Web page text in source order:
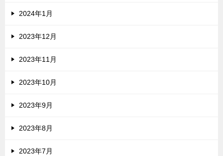
2024年1月
2023年12月
2023年11月
2023年10月
2023年9月
2023年8月
2023年7月